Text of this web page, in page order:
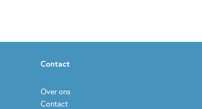
Contact
Over ons
Contact